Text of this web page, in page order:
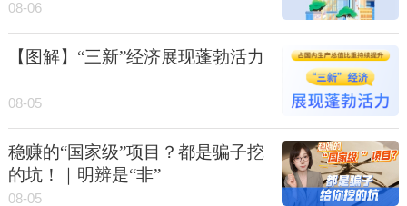
08-06
【图解】“三新”经济展现蓬勃活力
08-05
稳赚的“国家级”项目？都是骗子挖
的坑！｜明辨是“非”
08-05